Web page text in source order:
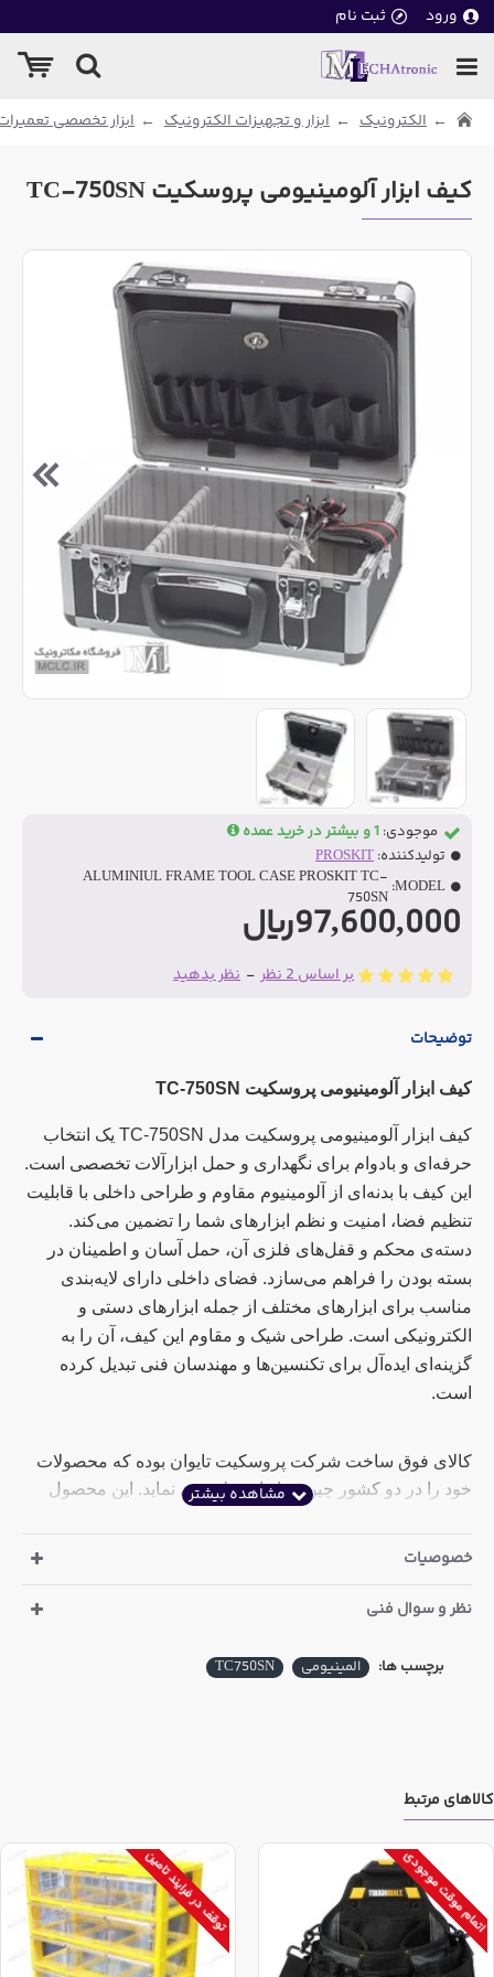
ورود ثبت نام
الکترونیک ابزار و تجهیزات الکترونیک ابزار تخصصی
کیف ابزار آلومینیومی پروسکیت TC-750SN
بر اساس 2 نظر - نظر بدهید
97,600,000ریال
موجودی: 1 و بیشتر در خرید عمده
تولیدکننده: PROSKIT
MODEL:
ALUMINIUL FRAME TOOL CASE PROSKIT TC-
750SN
توضیحات
کیف ابزار آلومینیومی پروسکیت TC-750SN
کیف ابزار آلومینیومی پروسکیت مدل TC-750SN یک انتخاب
حرفه‌ای و بادوام برای نگهداری و حمل ابزارآلات تخصصی است.
این کیف با بدنه‌ای از آلومینیوم مقاوم و طراحی داخلی با قابلیت
تنظیم فضا، امنیت و نظم ابزارهای شما را تضمین می‌کند.
دسته‌ی محکم و قفل‌های فلزی آن، حمل آسان و اطمینان در
بسته بودن را فراهم می‌سازد. فضای داخلی دارای لایه‌بندی
مناسب برای ابزارهای مختلف از جمله ابزارهای دستی و
الکترونیکی است. طراحی شیک و مقاوم این کیف، آن را به
گزینه‌ای ایده‌آل برای تکنسین‌ها و مهندسان فنی تبدیل کرده
است.
کالای فوق ساخت شرکت پروسکیت تایوان بوده که محصولات
خود را در دو کشور چین و تایوان تولید می نماید. این محصول
لایسنس برند پروسکیت تایوان است.
خصوصیات
نظر و سوال فنی
برچسب ها: المینیومی TC750SN
کالاهای مرتبط
اتمام موقت موجودی توقف در فرایند تامین